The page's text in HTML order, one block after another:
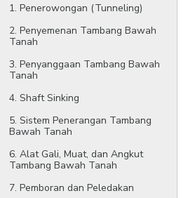
1. Penerowongan (Tunneling)
2. Penyemenan Tambang Bawah
Tanah
3. Penyanggaan Tambang Bawah
Tanah
4. Shaft Sinking
5. Sistem Penerangan Tambang
Bawah Tanah
6. Alat Gali, Muat, dan Angkut
Tambang Bawah Tanah
7. Pemboran dan Peledakan